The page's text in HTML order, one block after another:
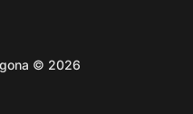
© 2026